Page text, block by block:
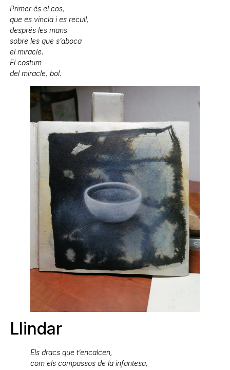
Primer és el cos,
que es vincla i es recull,
després les mans
sobre les que s’aboca
el miracle.
El costum
del miracle, bol.
Llindar
Els dracs que t’encalcen,
com els compassos de la infantesa,